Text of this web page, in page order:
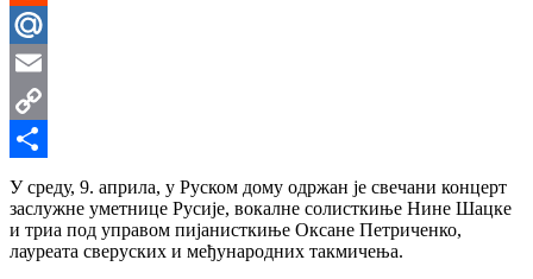
Reddit
Mail.Ru
Email
Copy
Link
Share
У среду, 9. априла, у Руском дому одржан je свечани концерт
заслужне уметнице Русије, вокалне солисткиње Нине Шацке
и триа под управом пијанисткиње Оксане Петриченко,
лауреата сверуских и међународних такмичења.